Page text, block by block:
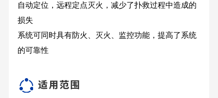
自动定位，远程定点灭火，减少了扑救过程中造成的
损失
系统可同时具有防火、灭火、监控功能，提高了系统
的可靠性